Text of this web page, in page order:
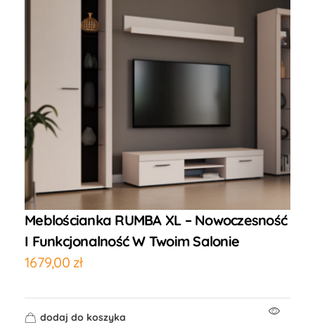
Meblościanka RUMBA XL – Nowoczesność
I Funkcjonalność W Twoim Salonie
1679,00 zł
dodaj do koszyka